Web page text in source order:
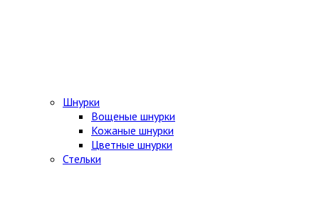
Шнурки
Вощеные шнурки
Кожаные шнурки
Цветные шнурки
Стельки